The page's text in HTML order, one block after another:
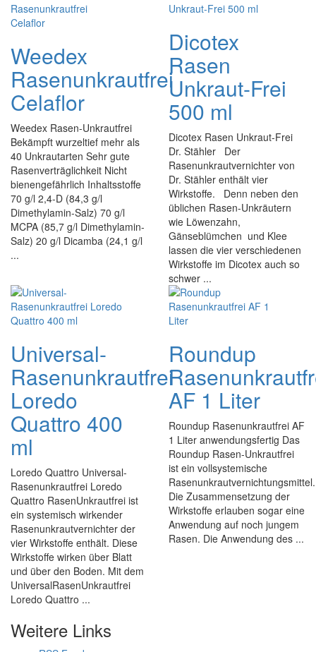
Weedex
Rasenunkrautfrei
Celaflor
Weedex Rasen-Unkrautfrei
Bekämpft wurzeltief mehr als
40 Unkrautarten Sehr gute
Rasenverträglichkeit Nicht
bienengefährlich Inhaltsstoffe
70 g/l 2,4-D (84,3 g/l
Dimethylamin-Salz) 70 g/l
MCPA (85,7 g/l Dimethylamin-
Salz) 20 g/l Dicamba (24,1 g/l
...
Dicotex
Rasen
Unkraut-Frei
500 ml
Dicotex Rasen Unkraut-Frei
Dr. Stähler Der
Rasenunkrautvernichter von
Dr. Stähler enthält vier
Wirkstoffe. Denn neben den
üblichen Rasen-Unkräutern
wie Löwenzahn,
Gänseblümchen und Klee
lassen die vier verschiedenen
Wirkstoffe im Dicotex auch so
schwer ...
Universal-
Rasenunkrautfrei
Loredo
Quattro 400
ml
Loredo Quattro Universal-
Rasenunkrautfrei Loredo
Quattro RasenUnkrautfrei ist
ein systemisch wirkender
Rasenunkrautvernichter der
vier Wirkstoffe enthält. Diese
Wirkstoffe wirken über Blatt
und über den Boden. Mit dem
UniversalRasenUnkrautfrei
Loredo Quattro ...
Roundup
AF 1 Liter
Roundup Rasenunkrautfrei AF
1 Liter anwendungsfertig Das
Roundup Rasen-Unkrautfrei
ist ein vollsystemische
Rasenunkrautvernichtungsmittel.
Die Zusammensetzung der
Wirkstoffe erlauben sogar eine
Anwendung auf noch jungem
Rasen. Die Anwendung des ...
Weitere Links